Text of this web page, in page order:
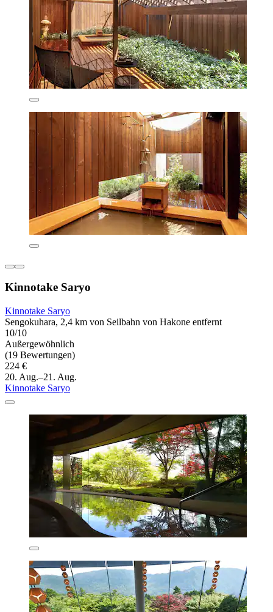
Kinnotake Saryo
Kinnotake Saryo
Sengokuhara, 2,4 km von Seilbahn von Hakone entfernt
10/10
Außergewöhnlich
(19 Bewertungen)
224 €
20. Aug.–21. Aug.
Kinnotake Saryo